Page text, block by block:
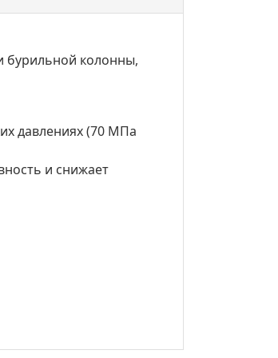
бурильной колонны,
давлениях (70 МПа
и снижает